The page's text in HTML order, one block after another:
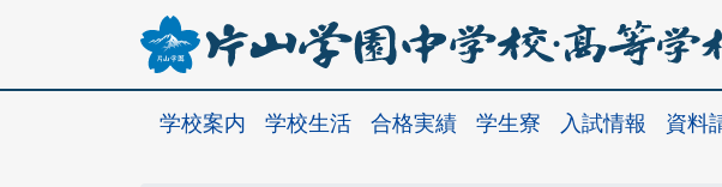
学校案内 学校生活 合格実績 学生寮 入試情報 資料